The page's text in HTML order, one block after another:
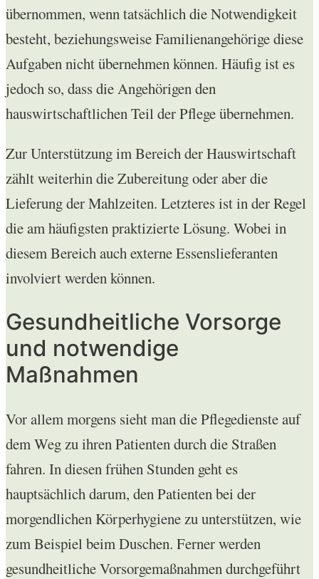
übernommen, wenn tatsächlich die Notwendigkeit
besteht, beziehungsweise Familienangehörige diese
Aufgaben nicht übernehmen können. Häufig ist es
jedoch so, dass die Angehörigen den
hauswirtschaftlichen Teil der Pflege übernehmen.
Zur Unterstützung im Bereich der Hauswirtschaft
zählt weiterhin die Zubereitung oder aber die
Lieferung der Mahlzeiten. Letzteres ist in der Regel
die am häufigsten praktizierte Lösung. Wobei in
diesem Bereich auch externe Essenslieferanten
involviert werden können.
Gesundheitliche Vorsorge
und notwendige
Maßnahmen
Vor allem morgens sieht man die Pflegedienste auf
dem Weg zu ihren Patienten durch die Straßen
fahren. In diesen frühen Stunden geht es
hauptsächlich darum, den Patienten bei der
morgendlichen Körperhygiene zu unterstützen, wie
zum Beispiel beim Duschen. Ferner werden
gesundheitliche Vorsorgemaßnahmen durchgeführt